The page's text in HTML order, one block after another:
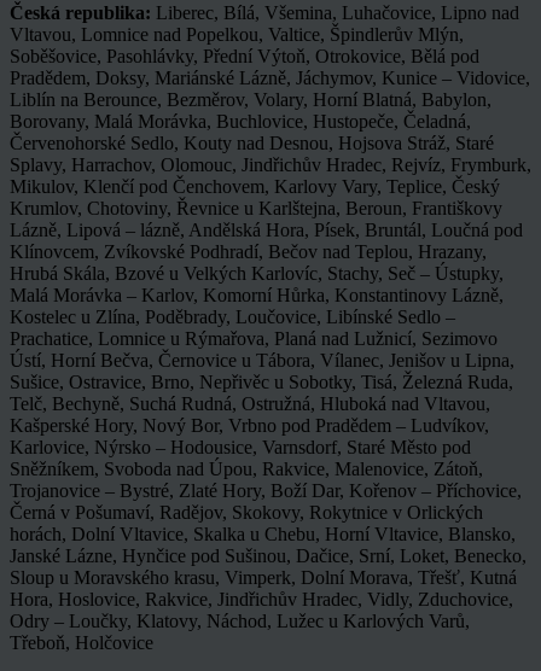
Česká republika: Liberec, Bílá, Všemina, Luhačovice, Lipno nad
Vltavou, Lomnice nad Popelkou, Valtice, Špindlerův Mlýn,
Soběšovice, Pasohlávky, Přední Výtoň, Otrokovice, Bělá pod
Pradědem, Doksy, Mariánské Lázně, Jáchymov, Kunice – Vidovice,
Liblín na Berounce, Bezměrov, Volary, Horní Blatná, Babylon,
Borovany, Malá Morávka, Buchlovice, Hustopeče, Čeladná,
Červenohorské Sedlo, Kouty nad Desnou, Hojsova Stráž, Staré
Splavy, Harrachov, Olomouc, Jindřichův Hradec, Rejvíz, Frymburk,
Mikulov, Klenčí pod Čenchovem, Karlovy Vary, Teplice, Český
Krumlov, Chotoviny, Řevnice u Karlštejna, Beroun, Františkovy
Lázně, Lipová – lázně, Andělská Hora, Písek, Bruntál, Loučná pod
Klínovcem, Zvíkovské Podhradí, Bečov nad Teplou, Hrazany,
Hrubá Skála, Bzové u Velkých Karlovíc, Stachy, Seč – Ústupky,
Malá Morávka – Karlov, Komorní Hůrka, Konstantinovy Lázně,
Kostelec u Zlína, Poděbrady, Loučovice, Libínské Sedlo –
Prachatice, Lomnice u Rýmařova, Planá nad Lužnicí, Sezimovo
Ústí, Horní Bečva, Černovice u Tábora, Vílanec, Jenišov u Lipna,
Sušice, Ostravice, Brno, Nepřivěc u Sobotky, Tisá, Železná Ruda,
Telč, Bechyně, Suchá Rudná, Ostružná, Hluboká nad Vltavou,
Kašperské Hory, Nový Bor, Vrbno pod Pradědem – Ludvíkov,
Karlovice, Nýrsko – Hodousice, Varnsdorf, Staré Město pod
Sněžníkem, Svoboda nad Úpou, Rakvice, Malenovice, Zátoň,
Trojanovice – Bystré, Zlaté Hory, Boží Dar, Kořenov – Příchovice,
Černá v Pošumaví, Radějov, Skokovy, Rokytnice v Orlických
horách, Dolní Vltavice, Skalka u Chebu, Horní Vltavice, Blansko,
Janské Lázne, Hynčice pod Sušinou, Dačice, Srní, Loket, Benecko,
Sloup u Moravského krasu, Vimperk, Dolní Morava, Třešť, Kutná
Hora, Hoslovice, Rakvice, Jindřichův Hradec, Vidly, Zduchovice,
Odry – Loučky, Klatovy, Náchod, Lužec u Karlových Varů,
Třeboň, Holčovice